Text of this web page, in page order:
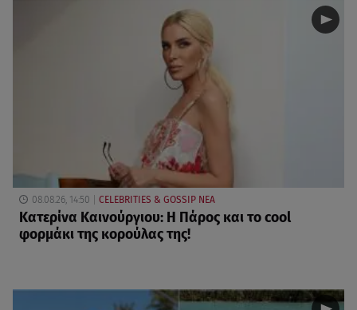
08.08.26, 14:50 CELEBRITIES & GOSSIP ΝΕΑ
Κατερίνα Καινούργιου: Η Πάρος και το cool
φορμάκι της κορούλας της!